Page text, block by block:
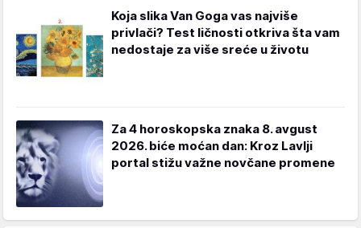
Koja slika Van Goga vas najviše
privlači? Test ličnosti otkriva šta vam
nedostaje za više sreće u životu
Za 4 horoskopska znaka 8. avgust
2026. biće moćan dan: Kroz Lavlji
portal stižu važne novčane promene